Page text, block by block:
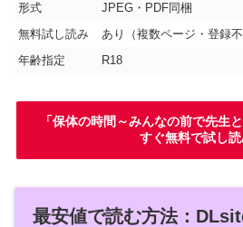
形式
JPEG・PDF同梱
無料試し読み
あり（複数ページ・登録不
年齢指定
R18
「保体の時間～みんなの前で先生
すぐ無料で試し読
最安値で読む方法：